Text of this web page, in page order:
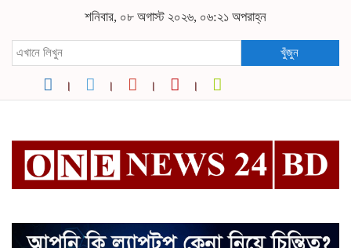
শনিবার, ০৮ অগাস্ট ২০২৬, ০৬:২১ অপরাহ্ন
খুঁজুন